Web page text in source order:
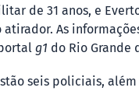
de 31 anos, e
atirador. As
g1 do Rio Grande
seis policiais,